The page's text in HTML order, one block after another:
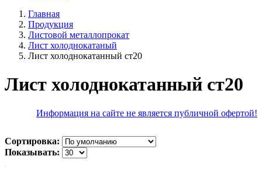
Главная
Продукция
Листовой металлопрокат
Лист холоднокатаный
Лист холоднокатанный ст20
Лист холоднокатанный ст20
Информация на сайте не является публичной офертой!
Сортировка:
Показывать: